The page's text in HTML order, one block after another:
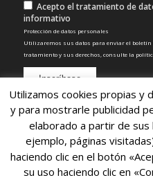
Acepto el tratamiento de
informativo
Protección de datos personales
Utilizaremos sus datos para enviar el
tratamiento y sus derechos, consulte la
© Copyright 2022 - Nexo SCA
Utilizamos cookies propias y
y para mostrarle publicidad
elaborado a partir de
ejemplo, páginas
haciendo clic en el botón
su uso haciendo clic en